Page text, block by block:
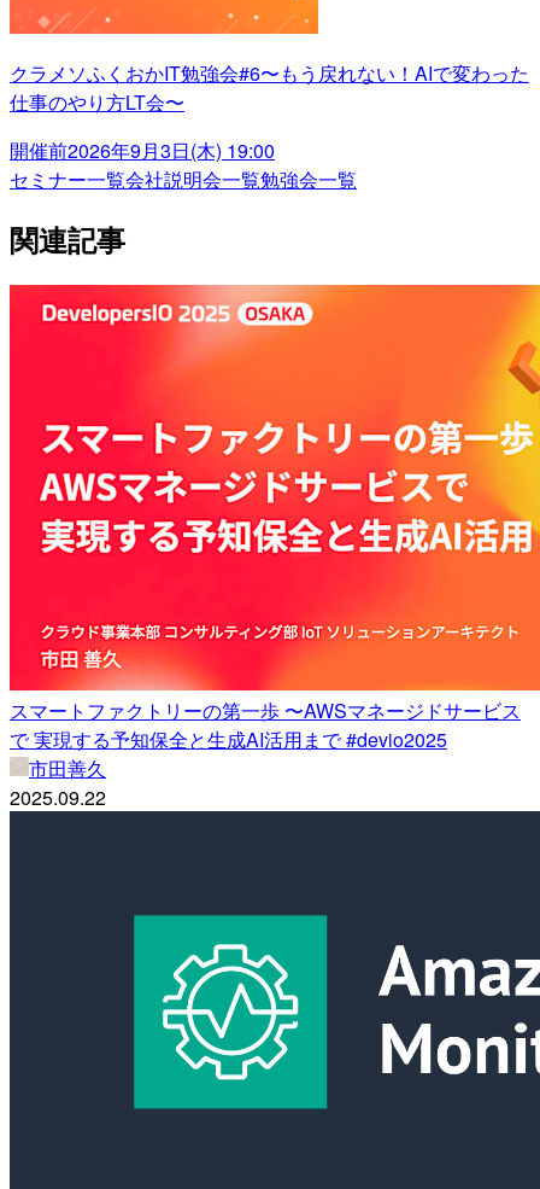
クラメソふくおかIT勉強会#6〜もう戻れない！AIで変わった
仕事のやり方LT会〜
開催前2026年9月3日(木) 19:00
セミナー一覧会社説明会一覧勉強会一覧
関連記事
スマートファクトリーの第一歩 〜AWSマネージドサービス
で 実現する予知保全と生成AI活用まで #devio2025
市田善久
2025.09.22